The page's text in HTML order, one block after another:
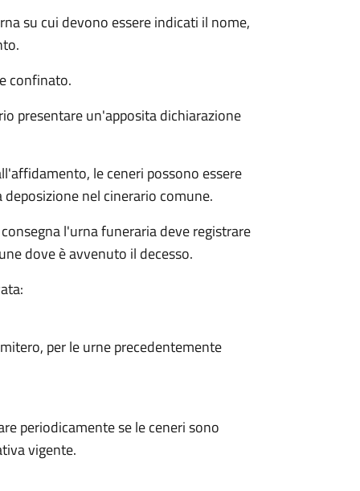
su cui devono essere indicati il nome,
confinato.
presentare un'apposita dichiarazione
le ceneri possono essere
nel cinerario comune.
l'urna funeraria deve registrare
dove è avvenuto il decesso.
per le urne precedentemente
periodicamente se le ceneri sono
vigente.